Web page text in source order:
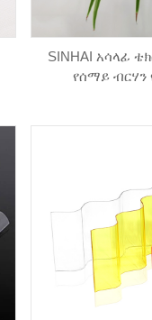
SINHAI አሳላፊ
የሰማይ ብርሃን